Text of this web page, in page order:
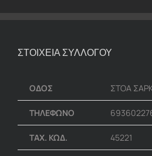
ΣΤΟΙΧΕΙΑ ΣΥΛΛΟΓΟΥ
ΟΔΟΣ ΣΤΟΑ
ΤΗΛΕΦΩΝΟ
ΤΑΧ. ΚΩΔ. 45221